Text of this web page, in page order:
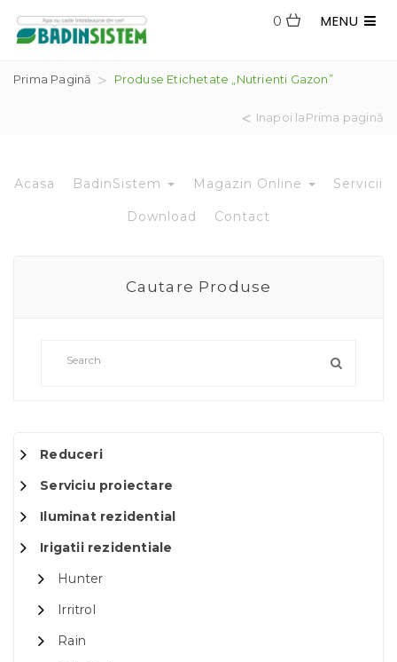
MENU
0
Prima Pagină Produse Etichetate „nutrienti Gazon”
Inapoi laPrima pagină
Acasa BadinSistem Magazin Online Servicii
Download Contact
Cautare Produse
Reduceri
Serviciu proiectare
Iluminat rezidential
Irigatii rezidentiale
Hunter
Irritrol
Rain